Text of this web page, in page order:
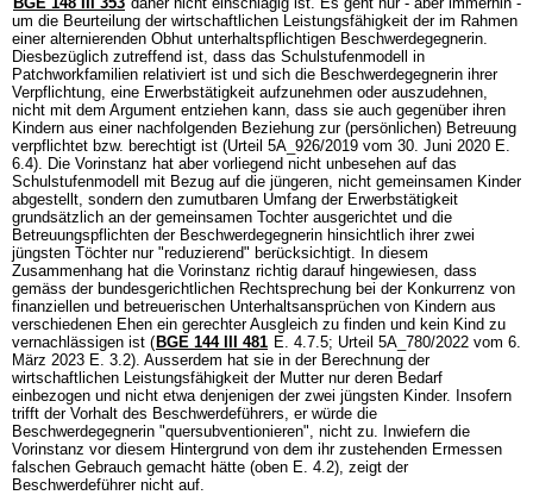
um die Beurteilung der wirtschaftlichen Leistungsfähigkeit der im Rahmen
einer alternierenden Obhut unterhaltspflichtigen Beschwerdegegnerin.
Diesbezüglich zutreffend ist, dass das Schulstufenmodell in
Patchworkfamilien relativiert ist und sich die Beschwerdegegnerin ihrer
Verpflichtung, eine Erwerbstätigkeit aufzunehmen oder auszudehnen,
nicht mit dem Argument entziehen kann, dass sie auch gegenüber ihren
Kindern aus einer nachfolgenden Beziehung zur (persönlichen) Betreuung
verpflichtet bzw. berechtigt ist (Urteil 5A_926/2019 vom 30. Juni 2020 E.
6.4). Die Vorinstanz hat aber vorliegend nicht unbesehen auf das
Schulstufenmodell mit Bezug auf die jüngeren, nicht gemeinsamen Kinder
abgestellt, sondern den zumutbaren Umfang der Erwerbstätigkeit
grundsätzlich an der gemeinsamen Tochter ausgerichtet und die
Betreuungspflichten der Beschwerdegegnerin hinsichtlich ihrer zwei
jüngsten Töchter nur "reduzierend" berücksichtigt. In diesem
Zusammenhang hat die Vorinstanz richtig darauf hingewiesen, dass
gemäss der bundesgerichtlichen Rechtsprechung bei der Konkurrenz von
finanziellen und betreuerischen Unterhaltsansprüchen von Kindern aus
verschiedenen Ehen ein gerechter Ausgleich zu finden und kein Kind zu
vernachlässigen ist ( BGE 144 III 481 E. 4.7.5; Urteil 5A_780/2022 vom 6.
März 2023 E. 3.2). Ausserdem hat sie in der Berechnung der
wirtschaftlichen Leistungsfähigkeit der Mutter nur deren Bedarf
einbezogen und nicht etwa denjenigen der zwei jüngsten Kinder. Insofern
trifft der Vorhalt des Beschwerdeführers, er würde die
Beschwerdegegnerin "quersubventionieren", nicht zu. Inwiefern die
Vorinstanz vor diesem Hintergrund von dem ihr zustehenden Ermessen
falschen Gebrauch gemacht hätte (oben E. 4.2), zeigt der
Beschwerdeführer nicht auf.